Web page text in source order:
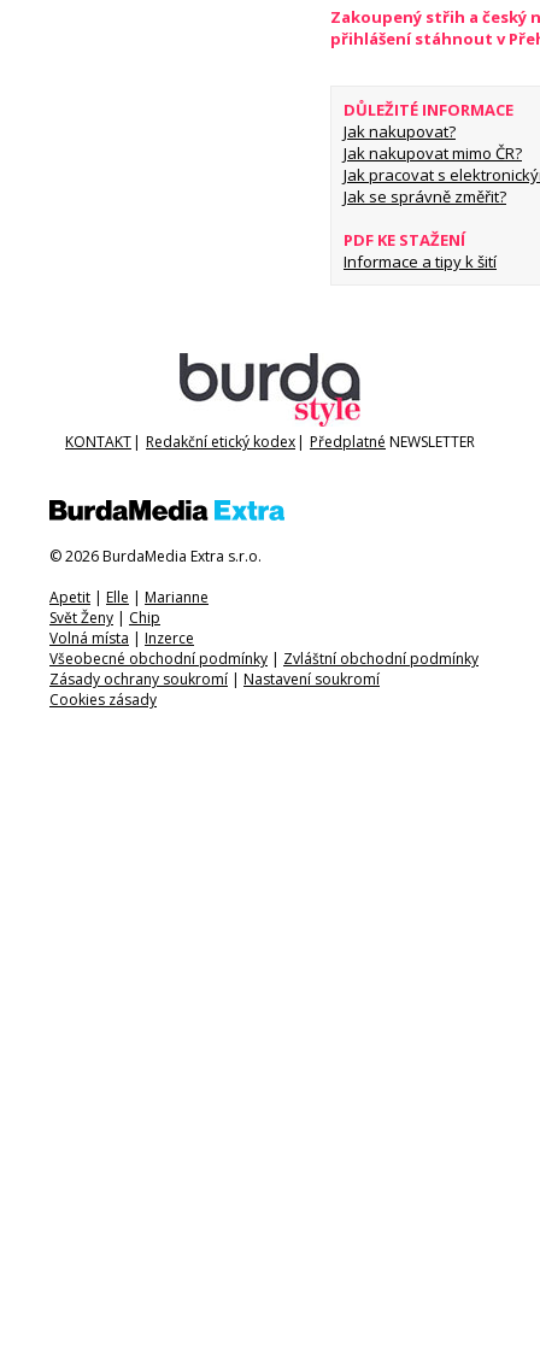
Zakoupený střih a český
přihlášení stáhnout v
DŮLEŽITÉ INFORMACE
Jak nakupovat?
Jak nakupovat mimo ČR?
Jak pracovat s
Jak se správně změřit?
PDF KE STAŽENÍ
Informace a tipy k šití
KONTAKT| Redakční etický kodex| Předplatné NEWSLETTER
© 2026 BurdaMedia Extra s.r.o.
Apetit | Elle | Marianne
Svět Ženy | Chip
Volná místa | Inzerce
Všeobecné obchodní podmínky | Zvláštní obchodní podmínky
Zásady ochrany soukromí | Nastavení soukromí
Cookies zásady